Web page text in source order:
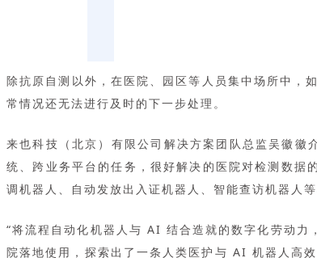
除抗原自测以外，在医院、园区等人员集中场所中，
常情况还无法进行及时的下一步处理。
来也科技（北京）有限公司解决方案团队总监吴徽徽
统、跨业务平台的任务，很好解决的医院对检测数据
调机器人、自动发放出入证机器人、智能查访机器人
“将流程自动化机器人与 AI 结合造就的数字化劳动力
院落地使用，探索出了一条人类医护与 AI 机器人高